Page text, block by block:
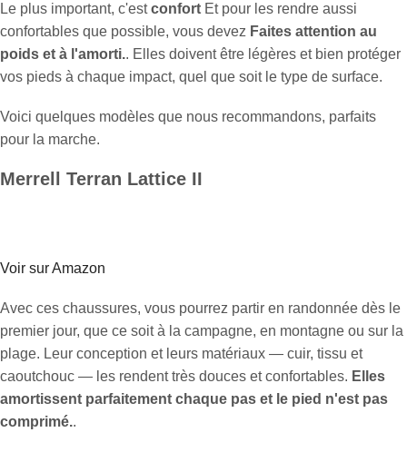
Le plus important, c'estconfort Et pour les rendre aussi
confortables que possible, vous devez Faites attention au
poids et à l'amorti.. Elles doivent être légères et bien protéger
vos pieds à chaque impact, quel que soit le type de surface.
Voici quelques modèles que nous recommandons, parfaits
pour la marche.
Merrell Terran Lattice II
Voir sur Amazon
Avec ces chaussures, vous pourrez partir en randonnée dès le
premier jour, que ce soit à la campagne, en montagne ou sur la
plage. Leur conception et leurs matériaux — cuir, tissu et
caoutchouc — les rendent très douces et confortables. Elles
amortissent parfaitement chaque pas et le pied n'est pas
comprimé..